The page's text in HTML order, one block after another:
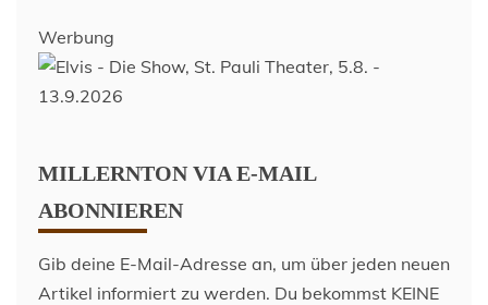
Werbung
MILLERNTON VIA E-MAIL
ABONNIEREN
Gib deine E-Mail-Adresse an, um über jeden neuen
Artikel informiert zu werden. Du bekommst KEINE